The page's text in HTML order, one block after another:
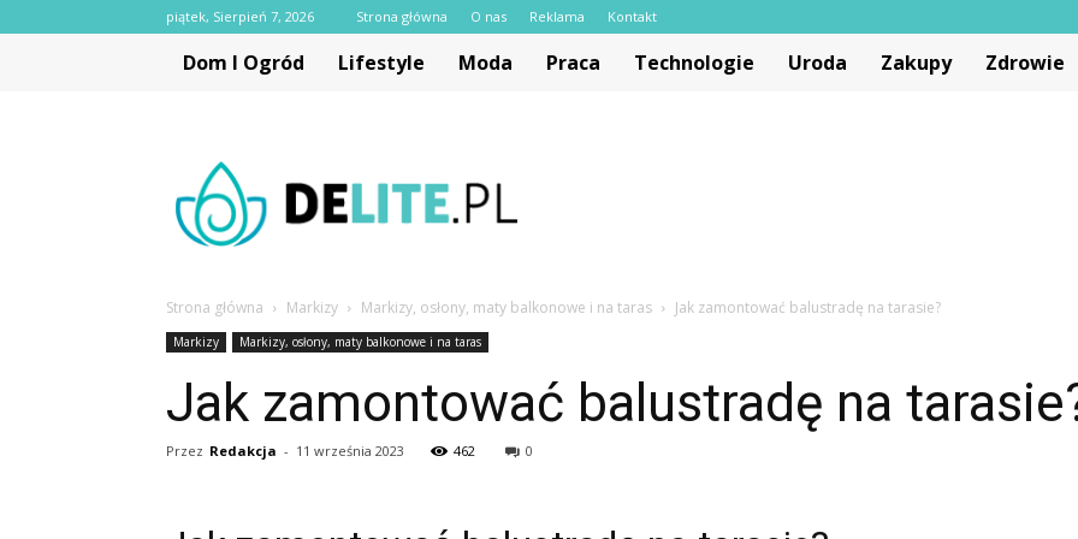
piątek, Sierpień 7, 2026 Strona główna O nas Reklama Kontakt
Dom I Ogród Lifestyle Moda Praca Technologie Uroda Zakupy Zdrowie
Strona główna Markizy Markizy, osłony, maty balkonowe i na taras Jak zamontować balustradę na tarasie?
Markizy Markizy, osłony, maty balkonowe i na taras
Jak zamontować balustradę na
Przez Redakcja - 11 września 2023 462 0